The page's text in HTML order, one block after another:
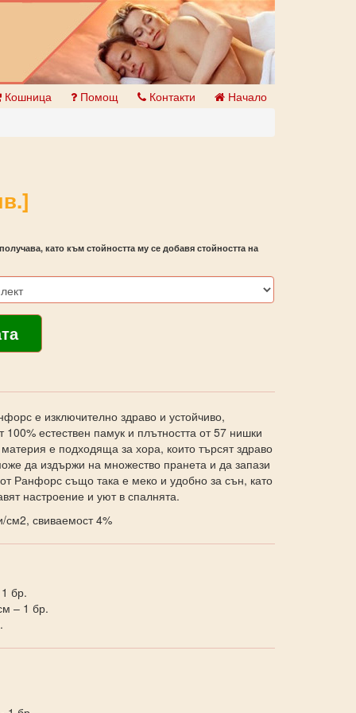
Кошница Помощ Контакти Начало
като към стойността му се добавя стойността на
е изключително здраво и устойчиво,
100% естествен памук и плътността от 57 нишки
е подходяща за хора, които търсят здраво
да издържи на множество пранета и да запази
Ранфорс също така е меко и удобно за сън, като
настроение и уют в спалнята.
свиваемост 4%
бр.
– 1 бр.